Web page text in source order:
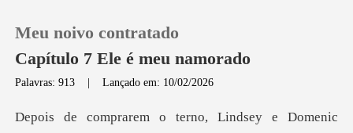
0
Meu noivo contratado
Capítulo 7 Ele é meu namorado
Palavras: 913 |Lançado em: 10/02/2026
nic